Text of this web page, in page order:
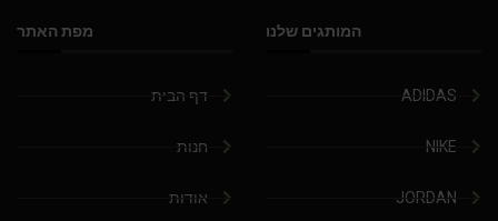
המותגים שלנו
ADIDAS
NIKE
JORDAN
מפת האתר
דף הבית
חנות
אודות